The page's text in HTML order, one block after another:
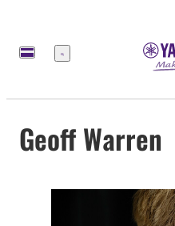
Menu
Geoff Warren